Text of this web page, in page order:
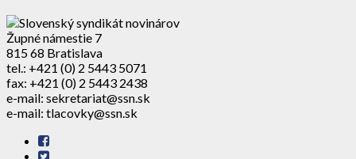
Župné námestie 7
815 68 Bratislava
tel.: +421 (0) 2 5443 5071
fax: +421 (0) 2 5443 2438
e-mail: sekretariat@ssn.sk
e-mail: tlacovky@ssn.sk